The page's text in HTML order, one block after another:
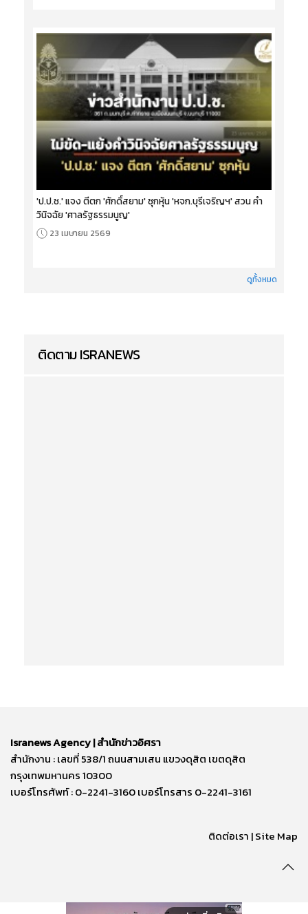
'ป.ป.ช.' แจง ตีตก 'ศักดิ์สยาม' ซุกหุ้น 'หจก.บุรีเจริญฯ' สวน คำ
วินิจฉัย 'ศาลรัฐธรรมนูญ'
23 เมษายน 2569
ดูทั้งหมด
ติดตาม ISRANEWS
Isranews Agency | สำนักข่าวอิศรา
สำนักงาน : เลขที่ 538/1 ถนนสามเสน แขวงดุสิต เขตดุสิต
กรุงเทพมหานคร 10300
เบอร์โทรศัพท์ : 0-2241-3160 เบอร์โทรสาร 0-2241-3161
ติดต่อเรา | Site Map